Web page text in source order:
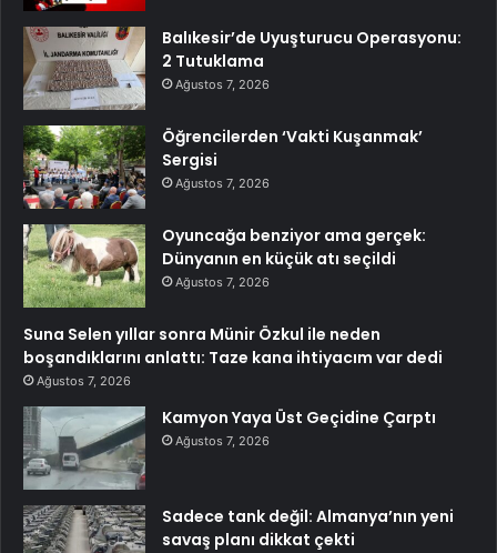
Balıkesir’de Uyuşturucu Operasyonu:
2 Tutuklama
Ağustos 7, 2026
Öğrencilerden ‘Vakti Kuşanmak’
Sergisi
Ağustos 7, 2026
Oyuncağa benziyor ama gerçek:
Dünyanın en küçük atı seçildi
Ağustos 7, 2026
Suna Selen yıllar sonra Münir Özkul ile neden
boşandıklarını anlattı: Taze kana ihtiyacım var dedi
Ağustos 7, 2026
Kamyon Yaya Üst Geçidine Çarptı
Ağustos 7, 2026
Sadece tank değil: Almanya’nın yeni
savaş planı dikkat çekti